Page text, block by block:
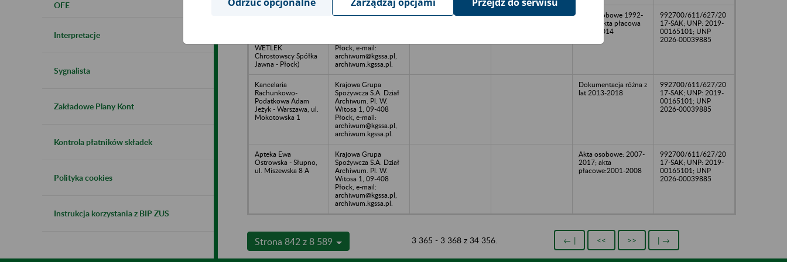
OFE
Interpretacje
Sygnalista
Zakładowe Plany Kont
Kontrola płatników składek
Polityka cookies
Instrukcja korzystania z BIP ZUS
WETLEK
Chrostowscy Spółka
Jawna - Płock)
Krajowa Grupa
Płock, e-mail:
archiwum@kgssa.pl,
archiwum.kgssa.pl.
Akta osobowe 1992-
2018; Akta płacowa
2004-2014
992700/611/627/20
17-SAK; UNP: 2019-
00165101; UNP
2026-00039885
Kancelaria
Rachunkowo-
Podatkowa Adam
Jeżyk - Warszawa, ul.
Mokotowska 1
Krajowa Grupa
Spożywcza S.A. Dział
Archiwum. Pl. W.
Witosa 1, 09-408
Płock, e-mail:
archiwum@kgssa.pl,
archiwum.kgssa.pl.
Dokumentacja różna z
lat 2013-2018
992700/611/627/20
17-SAK; UNP: 2019-
00165101; UNP
2026-00039885
Apteka Ewa
Ostrowska - Słupno,
ul. Miszewska 8 A
Krajowa Grupa
Spożywcza S.A. Dział
Archiwum. Pl. W.
Witosa 1, 09-408
Płock, e-mail:
archiwum@kgssa.pl,
archiwum.kgssa.pl.
Akta osobowe: 2007-
2017; akta
płacowe:2001-2008
992700/611/627/20
17-SAK; UNP: 2019-
00165101; UNP
2026-00039885
Strona 842 z 8 589 3 365 - 3 368 z 34 356. ← | << >> | →